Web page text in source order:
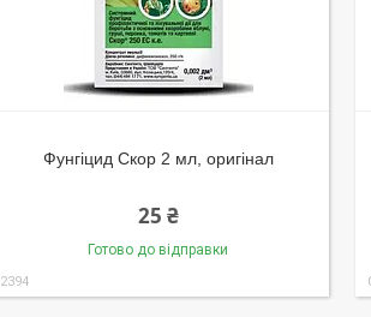
Фунгіцид Скор 2 мл, оригінал
25 ₴
Готово до відправки
2394